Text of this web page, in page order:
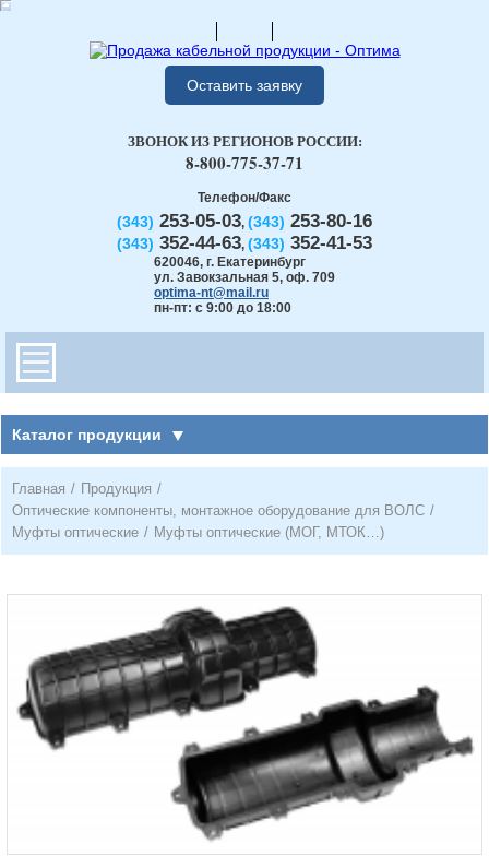
Оставить заявку
Телефон/Факс
(343) 253-05-03, (343) 253-80-16
(343) 352-44-63, (343) 352-41-53
620046, г. Екатеринбург
ул. Завокзальная 5, оф. 709
optima-nt@mail.ru
пн-пт: с 9:00 до 18:00
ЗВОНОК ИЗ РЕГИОНОВ РОССИИ:
8-800-775-37-71
Каталог продукции
Главная / Продукция /
Оптические компоненты, монтажное оборудование для ВОЛС /
Муфты оптические / Муфты оптические (МОГ, МТОК…)